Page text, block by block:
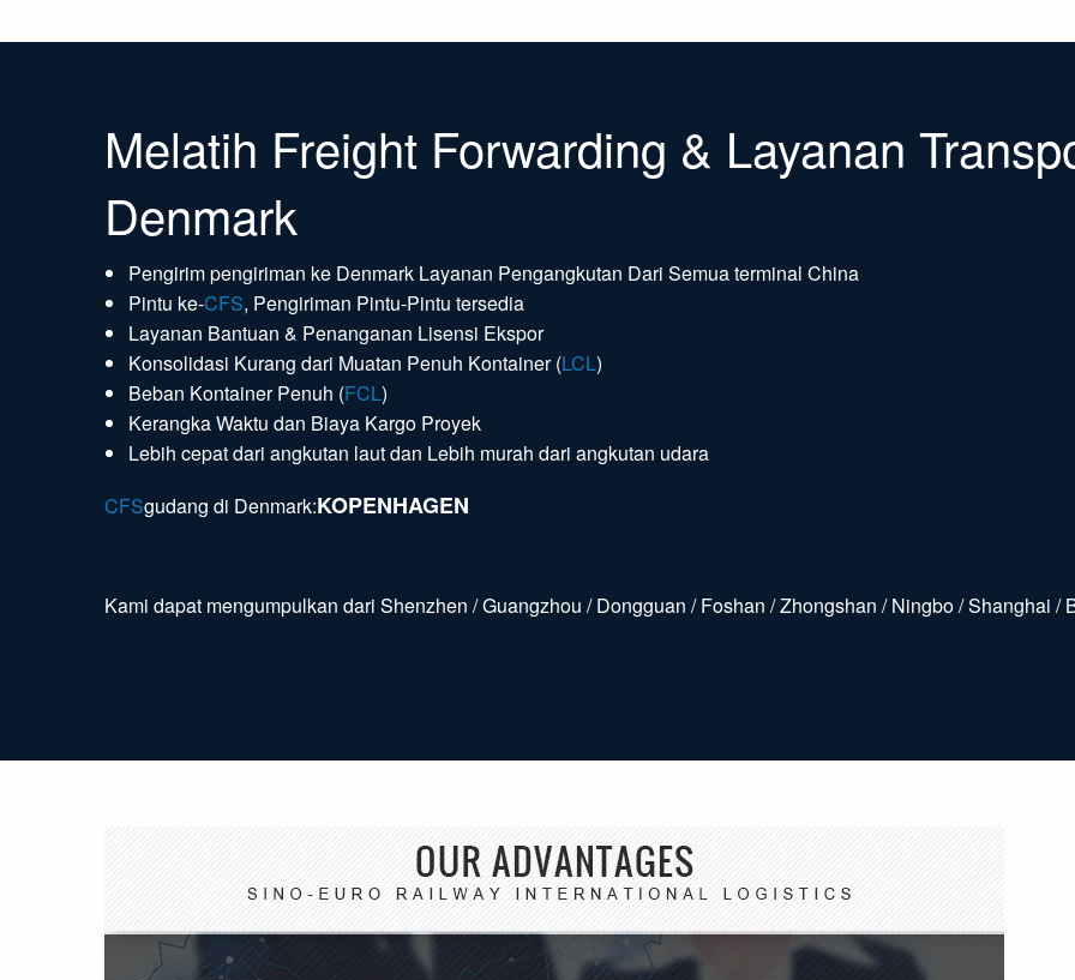
Melatih Freight Forwarding & Layanan
Denmark
Pengirim pengiriman ke Denmark Layanan Pengangkutan Dari Semua terminal China
Pintu ke-CFS, Pengiriman Pintu-Pintu tersedia
Layanan Bantuan & Penanganan Lisensi Ekspor
Konsolidasi Kurang dari Muatan Penuh Kontainer (LCL)
Beban Kontainer Penuh (FCL)
Kerangka Waktu dan Biaya Kargo Proyek
Lebih cepat dari angkutan laut dan Lebih murah dari angkutan udara
CFSgudang di Denmark:KOPENHAGEN
Kami dapat mengumpulkan dari Shenzhen / Guangzhou / Dongguan / Foshan / Zhongshan / Ningbo / Shanghai /